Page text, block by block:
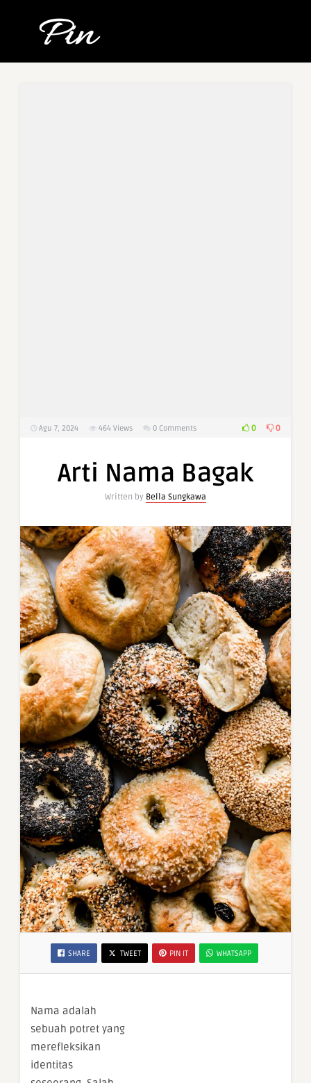
Agu 7, 2024 464 Views 0 Comments 0 0
Arti Nama Bagak
Written by Bella Sungkawa
SHARE TWEET PIN IT WHATSAPP
Nama adalah
sebuah potret yang
merefleksikan
identitas